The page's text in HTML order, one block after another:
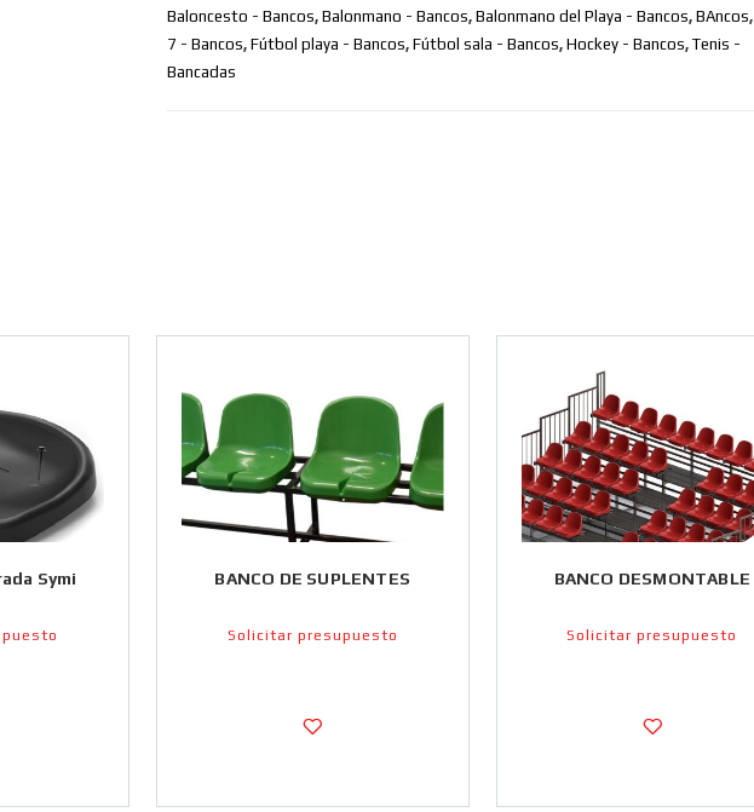
Baloncesto - Bancos, Balonmano - Bancos, Balonmano del Playa - Bancos, BAncos,
7 - Bancos, Fútbol playa - Bancos, Fútbol sala - Bancos, Hockey - Bancos, Tenis -
Bancadas
Symi BANCO DE SUPLENTES
Solicitar presupuesto
BANCO DESMONTABLE
Solicitar presupuesto